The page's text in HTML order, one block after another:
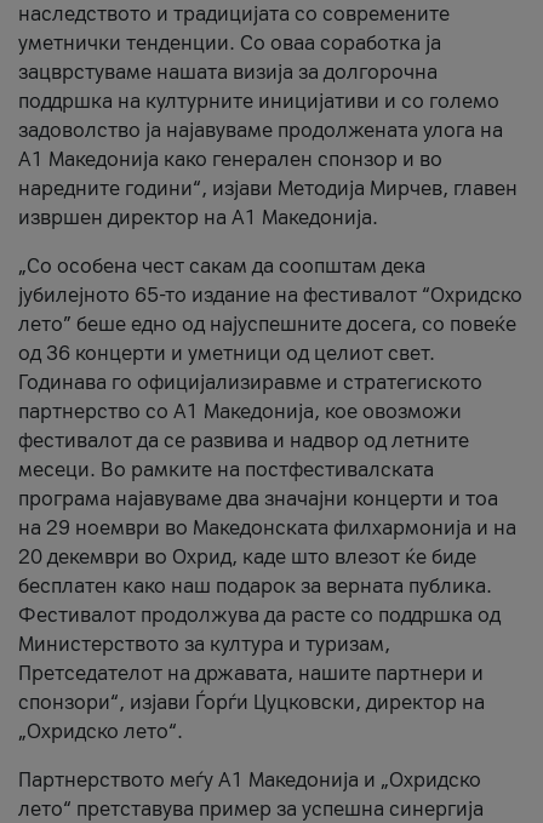
наследството и традицијата со современите
уметнички тенденции. Со оваа соработка ја
зацврстуваме нашата визија за долгорочна
поддршка на културните иницијативи и со големо
задоволство ја најавуваме продолжената улога на
A1 Македонија како генерален спонзор и во
наредните години“, изјави Методија Мирчев, главен
извршен директор на A1 Македонија.
„Со особена чест сакам да соопштам дека
јубилејното 65-то издание на фестивалот “Охридско
лето” беше едно од најуспешните досега, со повеќе
од 36 концерти и уметници од целиот свет.
Годинава го официјализиравме и стратегиското
партнерство со А1 Македонија, кое овозможи
фестивалот да се развива и надвор од летните
месеци. Во рамките на постфестивалската
програма најавуваме два значајни концерти и тоа
на 29 ноември во Македонската филхармонија и на
20 декември во Охрид, каде што влезот ќе биде
бесплатен како наш подарок за верната публика.
Фестивалот продолжува да расте со поддршка од
Министерството за култура и туризам,
Претседателот на државата, нашите партнери и
спонзори“, изјави Ѓорѓи Цуцковски, директор на
„Охридско лето“.
Партнерството меѓу A1 Македонија и „Охридско
лето“ претставува пример за успешна синергија